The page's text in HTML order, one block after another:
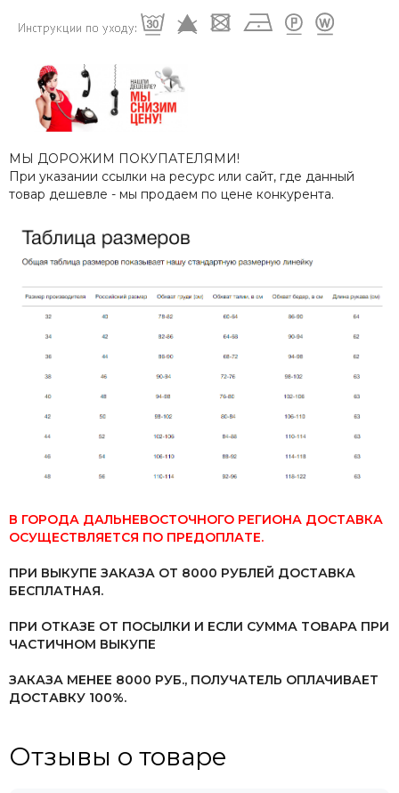
МЫ ДОРОЖИМ ПОКУПАТЕЛЯМИ!
При указании ссылки на ресурс или сайт, где данный
товар дешевле - мы продаем по цене конкурента.
В ГОРОДА ДАЛЬНЕВОСТОЧНОГО РЕГИОНА ДОСТАВКА
ОСУЩЕСТВЛЯЕТСЯ ПО ПРЕДОПЛАТЕ.
ПРИ ВЫКУПЕ ЗАКАЗА ОТ 8000 РУБЛЕЙ ДОСТАВКА
БЕСПЛАТНАЯ.
ПРИ ОТКАЗЕ ОТ ПОСЫЛКИ И ЕСЛИ СУММА ТОВАРА ПРИ
ЧАСТИЧНОМ ВЫКУПЕ
ЗАКАЗА МЕНЕЕ 8000 РУБ., ПОЛУЧАТЕЛЬ ОПЛАЧИВАЕТ
ДОСТАВКУ 100%.
Отзывы о товаре